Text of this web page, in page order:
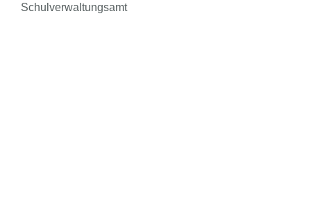
Schulverwaltungsamt